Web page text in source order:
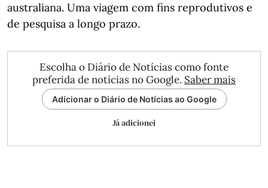
australiana. Uma viagem com fins reprodutivos e
de pesquisa a longo prazo.
Escolha o Diário de Notícias como fonte
preferida de notícias no Google. Saber mais
Adicionar o Diário de Notícias ao Google
Já adicionei